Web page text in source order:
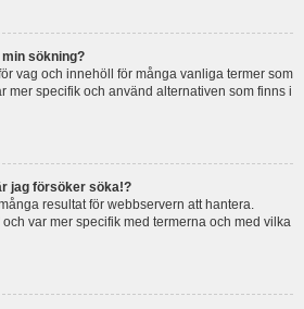
sökning?
vag och innehöll för många vanliga termer som
mer specifik och använd alternativen som finns i
jag försöker söka!?
resultat för webbservern att hantera.
var mer specifik med termerna och med vilka